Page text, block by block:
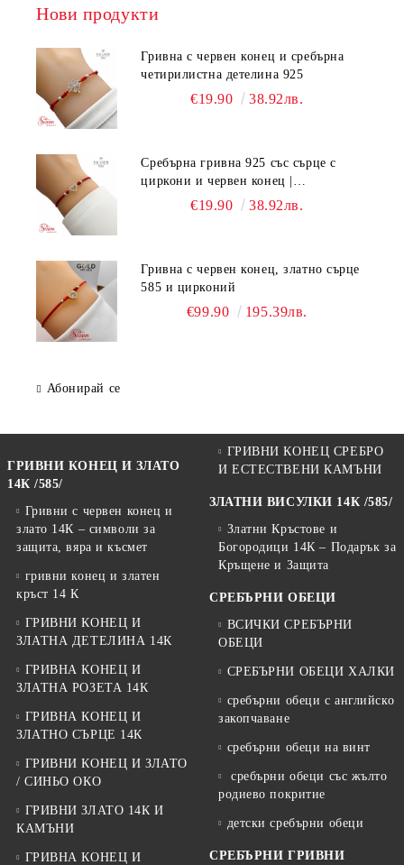
Нови продукти
Гривна с червен конец и сребърна
четирилистна детелина 925
€19.90 38.92лв.
Сребърна гривна 925 със сърце с
циркони и червен конец |
Регулируема ръчно изработена
€19.90 38.92лв.
Гривна с червен конец, златно сърце
585 и цирконий
€99.90 195.39лв.
Абонирай се
ГРИВНИ КОНЕЦ И ЗЛАТО
14К /585/
Гривни с червен конец и
злато 14К – символи за
защита, вяра и късмет
гривни конец и златен
кръст 14 К
ГРИВНИ КОНЕЦ И
ЗЛАТНА ДЕТЕЛИНА 14К
ГРИВНА КОНЕЦ И
ЗЛАТНА РОЗЕТА 14К
ГРИВНА КОНЕЦ И
ЗЛАТНО СЪРЦЕ 14К
ГРИВНИ КОНЕЦ И ЗЛАТО
/ СИНЬО ОКО
ГРИВНИ ЗЛАТО 14К И
КАМЪНИ
ГРИВНА КОНЕЦ И
ГРИВНИ КОНЕЦ СРЕБРО
И ЕСТЕСТВЕНИ КАМЪНИ
ЗЛАТНИ ВИСУЛКИ 14К /585/
Златни Кръстове и
Богородици 14К – Подарък за
Кръщене и Защита
СРЕБЪРНИ ОБЕЦИ
ВСИЧКИ СРЕБЪРНИ
ОБЕЦИ
СРЕБЪРНИ ОБЕЦИ ХАЛКИ
сребърни обеци с английско
закопчаване
сребърни обеци на винт
сребърни обеци със жълто
родиево покритие
детски сребърни обеци
СРЕБЪРНИ ГРИВНИ